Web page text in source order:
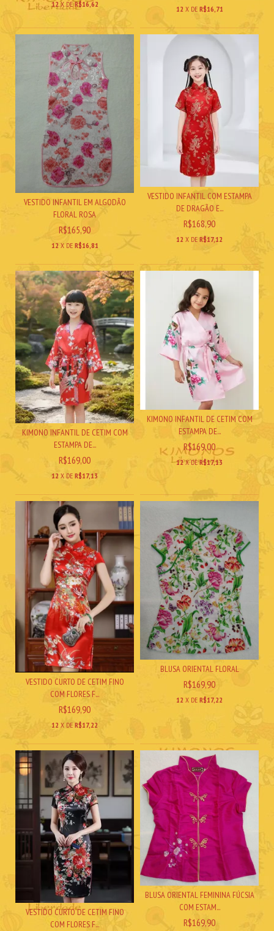
12 X DER$16,62
12 X DE R$16,71
VESTIDO INFANTIL EM ALGODÃO
FLORAL ROSA
R$165,90
12 X DE R$16,81
VESTIDO INFANTIL COM ESTAMPA
DE DRAGÃO E...
R$168,90
12 X DE R$17,12
KIMONO INFANTIL DE CETIM COM
ESTAMPA DE...
R$169,00
12 X DE R$17,13
KIMONO INFANTIL DE CETIM COM
ESTAMPA DE...
R$169,00
12 X DER$17,13
VESTIDO CURTO DE CETIM FINO
COM FLORES F...
R$169,90
12 X DE R$17,22
BLUSA ORIENTAL FLORAL
R$169,90
12 X DE R$17,22
VESTIDO CURTO DE CETIM FINO
COM FLORES F...
BLUSA ORIENTAL FEMININA FÚCSIA
COM ESTAM...
R$169,90